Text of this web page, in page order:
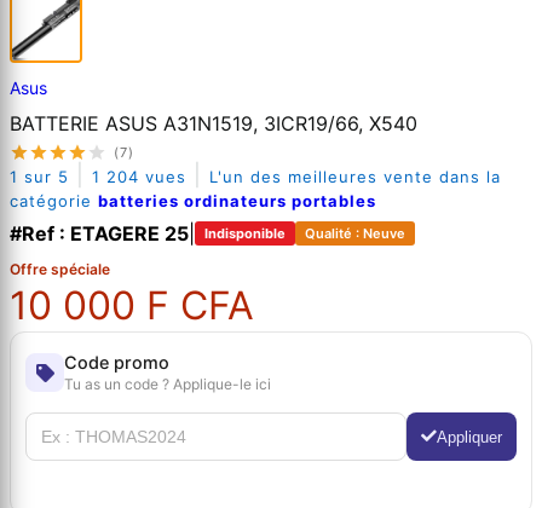
Asus
BATTERIE ASUS A31N1519, 3ICR19/66, X540
(7)
1 sur 5 1 204 vues
L'un des meilleures vente dans la
catégorie batteries ordinateurs portables
#Ref : ETAGERE 25 Indisponible Qualité : Neuve
Offre spéciale
10 000 F CFA
Code promo
Tu as un code ? Applique-le ici
Appliquer